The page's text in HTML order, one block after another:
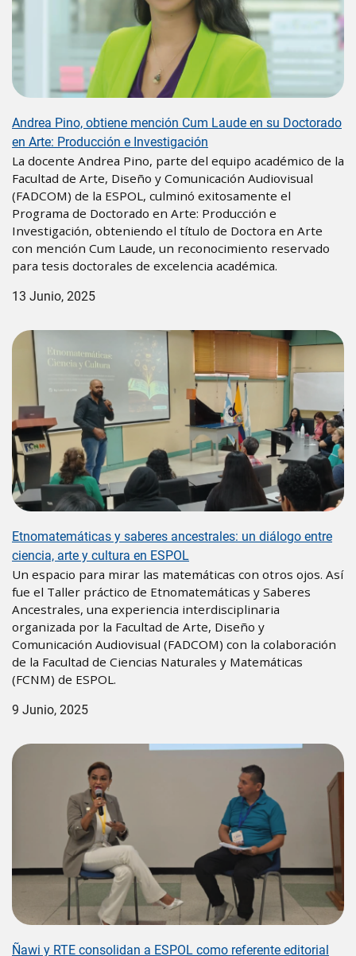
Andrea Pino, obtiene mención Cum Laude en su Doctorado
en Arte: Producción e Investigación
La docente Andrea Pino, parte del equipo académico de la
Facultad de Arte, Diseño y Comunicación Audiovisual
(FADCOM) de la ESPOL, culminó exitosamente el
Programa de Doctorado en Arte: Producción e
Investigación, obteniendo el título de Doctora en Arte
con mención Cum Laude, un reconocimiento reservado
para tesis doctorales de excelencia académica.
13 Junio, 2025
Image
Etnomatemáticas y saberes ancestrales: un diálogo entre
ciencia, arte y cultura en ESPOL
Un espacio para mirar las matemáticas con otros ojos. Así
fue el Taller práctico de Etnomatemáticas y Saberes
Ancestrales, una experiencia interdisciplinaria
organizada por la Facultad de Arte, Diseño y
Comunicación Audiovisual (FADCOM) con la colaboración
de la Facultad de Ciencias Naturales y Matemáticas
(FCNM) de ESPOL.
9 Junio, 2025
Image
Ñawi y RTE consolidan a ESPOL como referente editorial